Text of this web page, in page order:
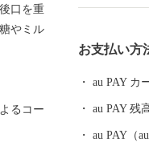
口を重
やミル
るコー
あふれる住
す。
お支払い方
au PAY カ
au PAY 残
au PAY（